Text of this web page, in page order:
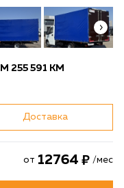
255 591 КМ
Доставка
от 12764 /мес